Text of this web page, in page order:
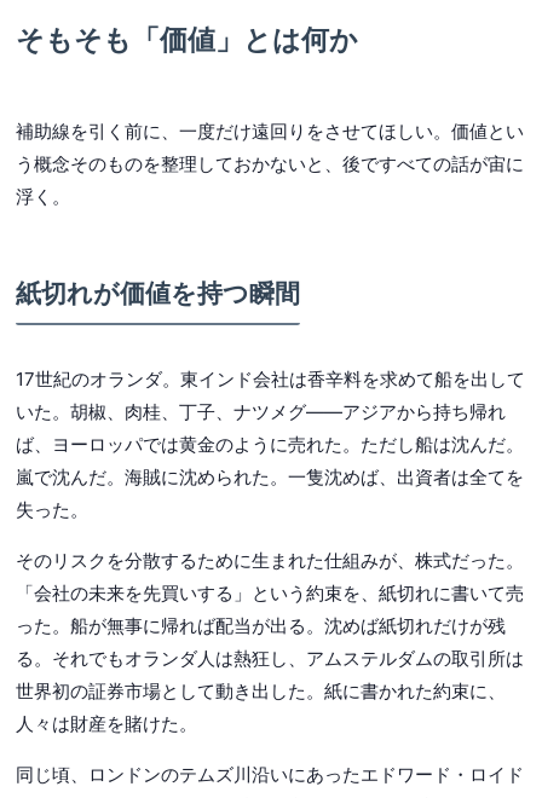
そもそも「価値」とは何か
補助線を引く前に、一度だけ遠回りをさせてほしい。価値とい
う概念そのものを整理しておかないと、後ですべての話が宙に
浮く。
紙切れが価値を持つ瞬間
17世紀のオランダ。東インド会社は香辛料を求めて船を出して
いた。胡椒、肉桂、丁子、ナツメグ——アジアから持ち帰れ
ば、ヨーロッパでは黄金のように売れた。ただし船は沈んだ。
嵐で沈んだ。海賊に沈められた。一隻沈めば、出資者は全てを
失った。
そのリスクを分散するために生まれた仕組みが、株式だった。
「会社の未来を先買いする」という約束を、紙切れに書いて売
った。船が無事に帰れば配当が出る。沈めば紙切れだけが残
る。それでもオランダ人は熱狂し、アムステルダムの取引所は
世界初の証券市場として動き出した。紙に書かれた約束に、
人々は財産を賭けた。
同じ頃、ロンドンのテムズ川沿いにあったエドワード・ロイド